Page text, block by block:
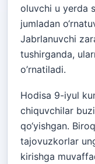
oluvchi u yerda
jumladan
Jabrlanuvchi
tushirganda,
o’rnatiladi.
Hodisa 9-iyul
chiquvchilar
qo‘yishgan.
tajovuzkorlar
kirishga